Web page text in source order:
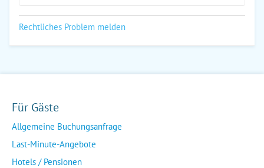
Rechtliches Problem melden
Für Gäste
Allgemeine Buchungsanfrage
Last-Minute-Angebote
Hotels / Pensionen